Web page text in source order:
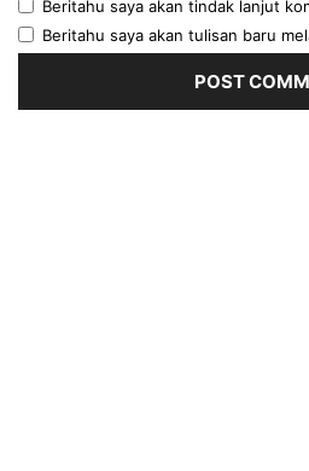
Beritahu saya akan tindak lanjut
Beritahu saya akan tulisan baru